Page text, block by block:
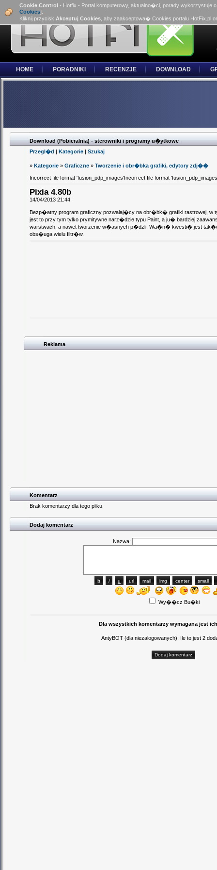
Cookie Control - Hotfix - Portal komputerowy, aktualno�ci, porady wykorzystuje
Cookies].
Kliknij przycisk Akceptuj Cookies , aby zaakceptowa� Cookies portalu HotFix.pl
HOME PORADNIKI RECENZJE DOWNLOAD
Download (Pobieralnia) - sterowniki i programy u�ytkowe
Przegl�d |Kategorie |Szukaj
»Kategorie »Graficzne »Tworzenie i obr�bka grafiki, edytory zdj��
Incorrect file format 'fusion_pdp_images'Incorrect file format
Pixia 4.80b
14/04/2013 21:44
Bezp�atny program graficzny pozwalaj�cy na obr�bk� grafiki rastrowej, w
jest to przy tym tylko prymitywne narz�dzie typu Paint, a ju� bardziej
warstwach, a nawet tworzenie w�asnych p�dzli. Wa�n� kwesti� jest
obs�uga wielu filtr�w.
Reklama
Komentarz
Brak komentarzy dla tego pliku.
Dodaj komentarz
Nazwa:
Wy��cz Bu�ki
Dla wszystkich komentarzy wymagana jest
AntyBOT (dla niezalogowanych): Ile to jest 2